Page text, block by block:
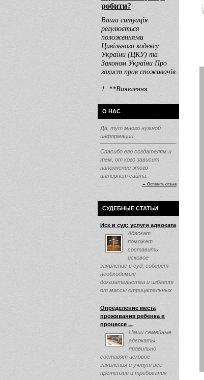
О НАС
Да, тут много нужной
информации.
Спасибо его создателям и
тем, от кого зависит
наполнение этого
интернет сайта.
→ Оставить отзыв
СУДЕБНЫЕ СТАТЬИ
Иск в суд: услуги адвоката
Адвокат
поможет
составить
исковое
заявление в суд, соберёт
необходимые
доказательства и избавит
от массы отрицательных
эмоций ...
Определение места
проживания ребенка в
процессе ...
Наши семейные
адвокаты
правильно
составят исковое
заявления и учтут все
претензии и требования